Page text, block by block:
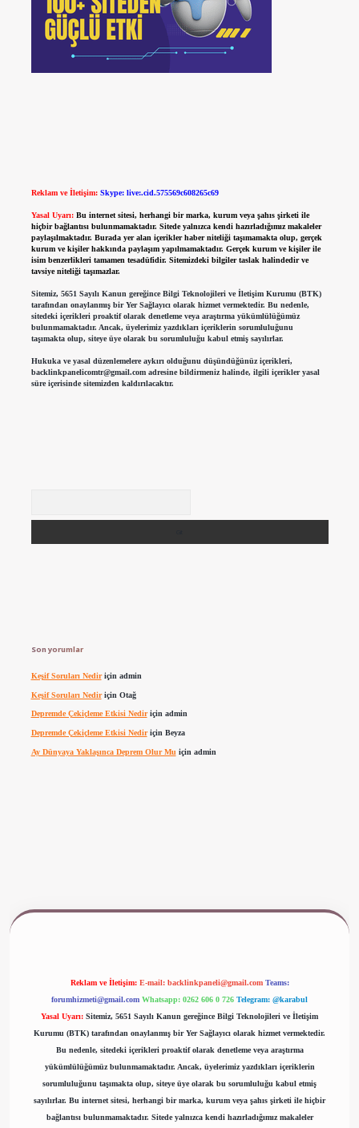
Reklam ve İletişim: Skype: live:.cid.575569c608265c69
Yasal Uyarı: Bu internet sitesi, herhangi bir marka, kurum veya şahıs şirketi ile
hiçbir bağlantısı bulunmamaktadır. Sitede yalnızca kendi hazırladığımız makaleler
paylaşılmaktadır. Burada yer alan içerikler haber niteliği taşımamakta olup, gerçek
kurum ve kişiler hakkında paylaşım yapılmamaktadır. Gerçek kurum ve kişiler ile
isim benzerlikleri tamamen tesadüfidir. Sitemizdeki bilgiler taslak halindedir ve
tavsiye niteliği taşımazlar.
Sitemiz, 5651 Sayılı Kanun gereğince Bilgi Teknolojileri ve İletişim Kurumu (BTK)
tarafından onaylanmış bir Yer Sağlayıcı olarak hizmet vermektedir. Bu nedenle,
sitedeki içerikleri proaktif olarak denetleme veya araştırma yükümlülüğümüz
bulunmamaktadır. Ancak, üyelerimiz yazdıkları içeriklerin sorumluluğunu
taşımakta olup, siteye üye olarak bu sorumluluğu kabul etmiş sayılırlar.
Hukuka ve yasal düzenlemelere aykırı olduğunu düşündüğünüz içerikleri,
backlinkpanelicomtr@gmail.comadresine bildirmeniz halinde, ilgili içerikler yasal
süre içerisinde sitemizden kaldırılacaktır.
Son yorumlar
Keşif Soruları Nediriçin admin
Keşif Soruları Nediriçin Otağ
Depremde Çekiçleme Etkisi Nediriçin admin
Depremde Çekiçleme Etkisi Nediriçin Beyza
Ay Dünyaya Yaklaşınca Deprem Olur Mu için admin
Reklam ve İletişim: E-mail: backlinkpaneli@gmail.com Teams:
forumhizmeti@gmail.com Whatsapp: 0262 606 0 726 Telegram: @karabul
Yasal Uyarı: Sitemiz, 5651 Sayılı Kanun gereğince Bilgi Teknolojileri ve İletişim
Kurumu (BTK) tarafından onaylanmış bir Yer Sağlayıcı olarak hizmet vermektedir.
Bu nedenle, sitedeki içerikleri proaktif olarak denetleme veya araştırma
yükümlülüğümüz bulunmamaktadır. Ancak, üyelerimiz yazdıkları içeriklerin
sorumluluğunu taşımakta olup, siteye üye olarak bu sorumluluğu kabul etmiş
sayılırlar. Bu internet sitesi, herhangi bir marka, kurum veya şahıs şirketi ile hiçbir
bağlantısı bulunmamaktadır. Sitede yalnızca kendi hazırladığımız makaleler